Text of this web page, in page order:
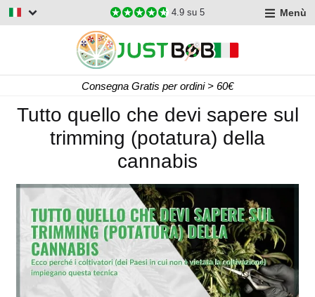
4.9 su 5 Menù
Consegna Gratis per ordini > 60€
Tutto quello che devi sapere sul
trimming (potatura) della
cannabis